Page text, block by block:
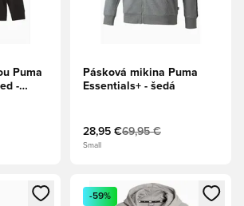
Puma
-
Pásková mikina Puma
Essentials+ - šedá
28,95 €69,95 €
Small
alebo registráciu ako člen
Otvorí modál na prihlásenie
-59%